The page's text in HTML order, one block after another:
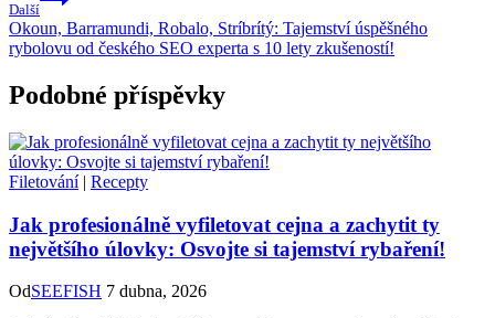
Další
Okoun, Barramundi, Robalo, Stríbrítý: Tajemství úspěšného
rybolovu od českého SEO experta s 10 lety zkušeností!
Podobné příspěvky
Filetování| Recepty
Jak profesionálně vyfiletovat cejna a zachytit ty
největšího úlovky: Osvojte si tajemství rybaření!
OdSEEFISH 7 dubna, 2026